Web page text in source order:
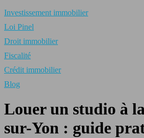
Investissement immobilier
Loi Pinel
Droit immobilier
Fiscalité
Crédit immobilier
Blog
Louer un studio à
sur-Yon : guide